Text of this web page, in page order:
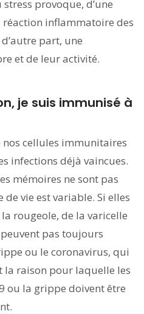
provoque, d’une
inflammatoire des
part, une
et de leur activité.
je suis immunisé à
nos cellules immunitaires
infections déjà vaincues.
mémoires ne sont pas
vie est variable. Si elles
rougeole, de la varicelle
pas toujours
ou le coronavirus, qui
la raison pour laquelle les
ou la grippe doivent être